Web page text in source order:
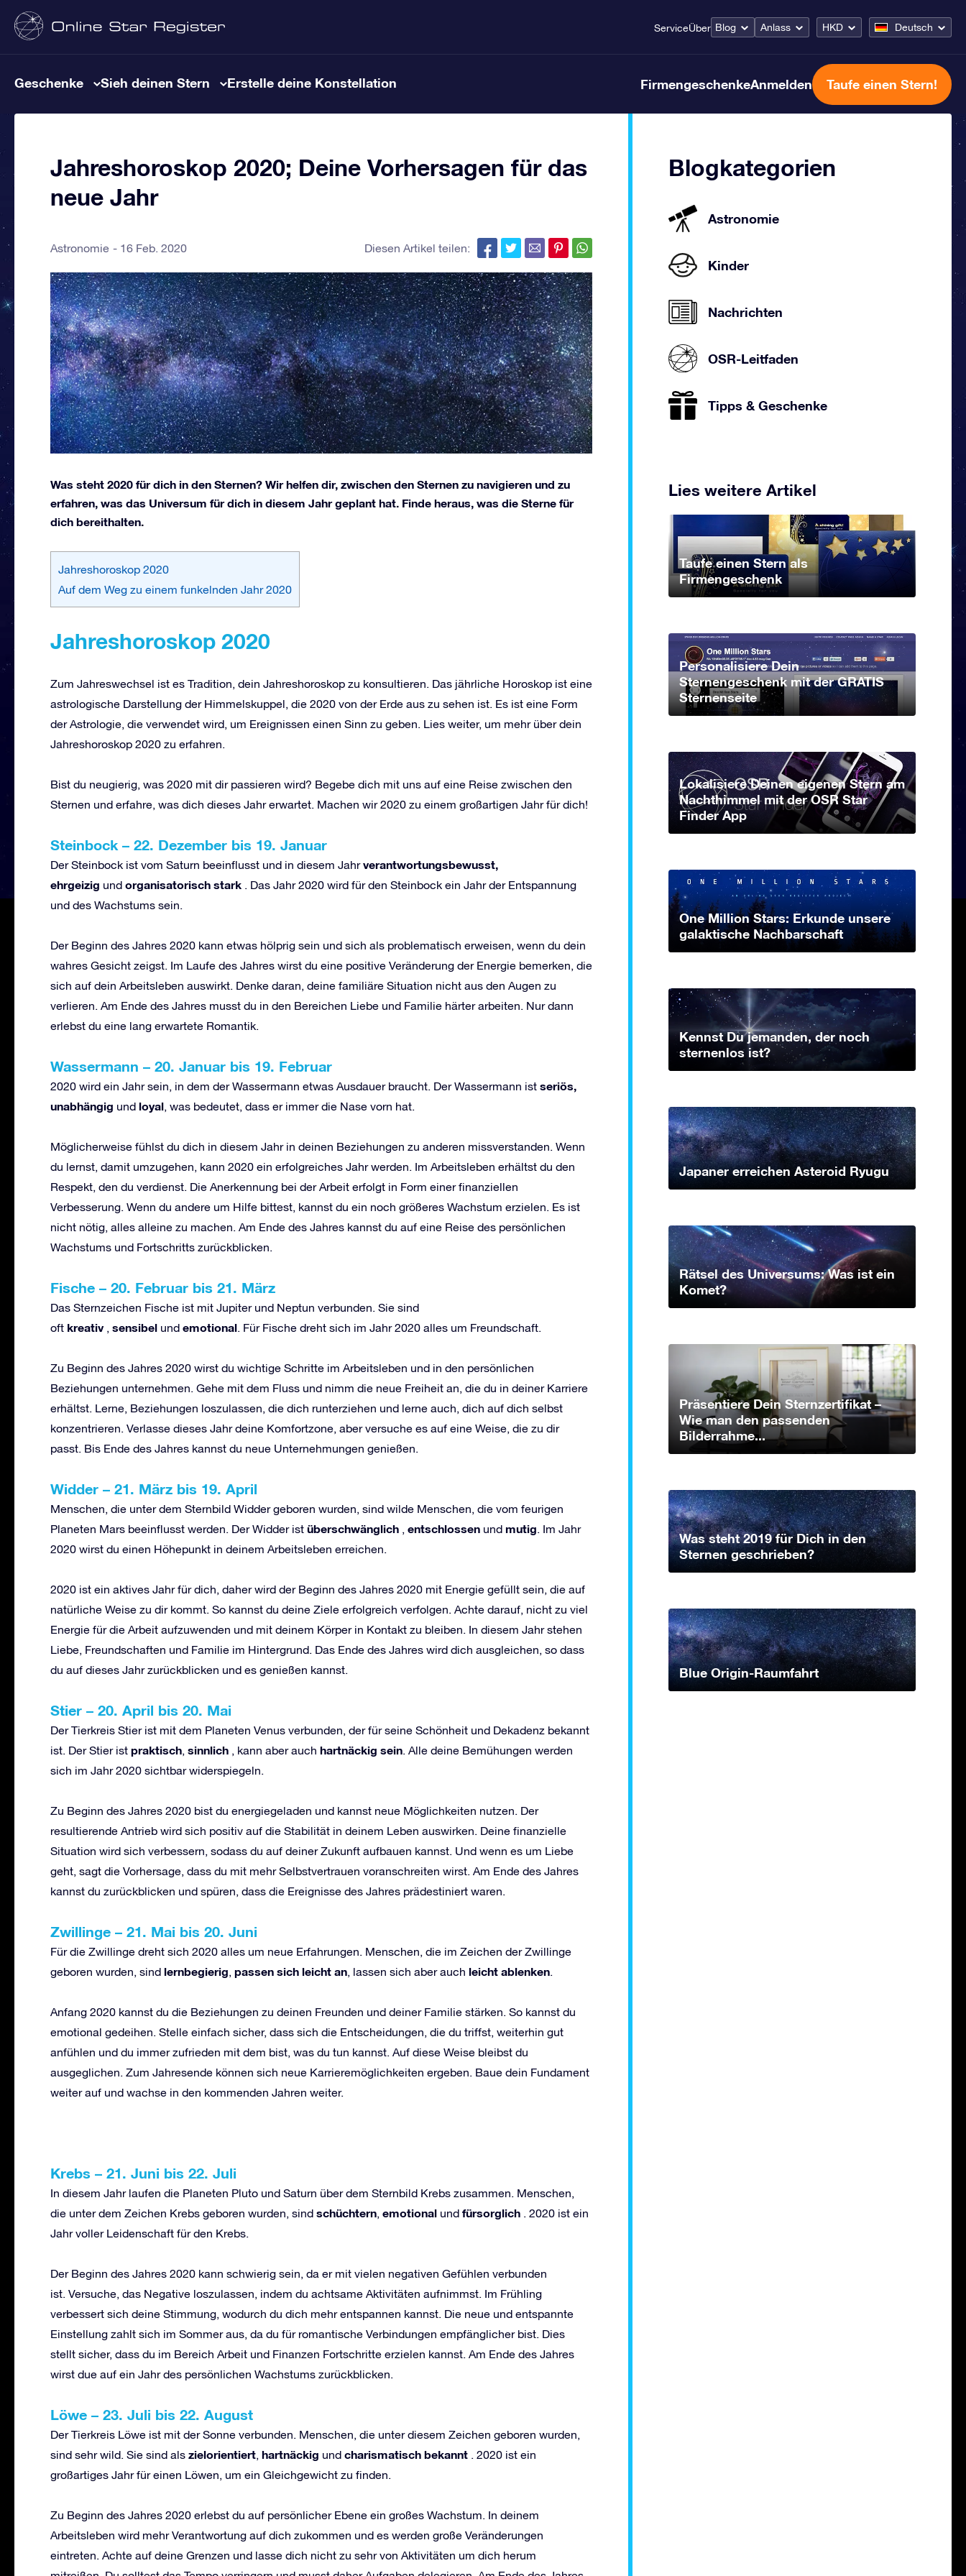
ServiceÜber Blog Anlass HKD Deutsch
Geschenke Sieh deinen Stern Erstelle deine Konstellation FirmengeschenkeAnmelden Taufe einen Stern!
Jahreshoroskop 2020; Deine Vorhersagen für das
neue Jahr
Astronomie 16 Feb. 2020 Diesen Artikel teilen:
Was steht 2020 für dich in den Sternen? Wir helfen dir, zwischen den Sternen zu navigieren und zu
erfahren, was das Universum für dich in diesem Jahr geplant hat. Finde heraus, was die Sterne für
dich bereithalten.
Jahreshoroskop 2020
Auf dem Weg zu einem funkelnden Jahr 2020
Jahreshoroskop 2020
Zum Jahreswechsel ist es Tradition, dein Jahreshoroskop zu konsultieren. Das jährliche Horoskop ist eine
astrologische Darstellung der Himmelskuppel, die 2020 von der Erde aus zu sehen ist. Es ist eine Form
der Astrologie, die verwendet wird, um Ereignissen einen Sinn zu geben. Lies weiter, um mehr über dein
Jahreshoroskop 2020 zu erfahren.
Bist du neugierig, was 2020 mit dir passieren wird? Begebe dich mit uns auf eine Reise zwischen den
Sternen und erfahre, was dich dieses Jahr erwartet. Machen wir 2020 zu einem großartigen Jahr für dich!
Steinbock – 22. Dezember bis 19. Januar
Der Steinbock ist vom Saturn beeinflusst und in diesem Jahrverantwortungsbewusst,
ehrgeizig und organisatorisch stark . Das Jahr 2020 wird für den Steinbock ein Jahr der Entspannung
und des Wachstums sein.
Der Beginn des Jahres 2020 kann etwas hölprig sein und sich als problematisch erweisen, wenn du dein
wahres Gesicht zeigst. Im Laufe des Jahres wirst du eine positive Veränderung der Energie bemerken, die
sich auf dein Arbeitsleben auswirkt. Denke daran, deine familiäre Situation nicht aus den Augen zu
verlieren. Am Ende des Jahres musst du in den Bereichen Liebe und Familie härter arbeiten. Nur dann
erlebst du eine lang erwartete Romantik.
Wassermann – 20. Januar bis 19. Februar
2020 wird ein Jahr sein, in dem der Wassermann etwas Ausdauer braucht. Der Wassermann ist seriös,
unabhängig und loyal, was bedeutet, dass er immer die Nase vorn hat.
Möglicherweise fühlst du dich in diesem Jahr in deinen Beziehungen zu anderen missverstanden. Wenn
du lernst, damit umzugehen, kann 2020 ein erfolgreiches Jahr werden. Im Arbeitsleben erhältst du den
Respekt, den du verdienst. Die Anerkennung bei der Arbeit erfolgt in Form einer finanziellen
Verbesserung. Wenn du andere um Hilfe bittest, kannst du ein noch größeres Wachstum erzielen. Es ist
nicht nötig, alles alleine zu machen. Am Ende des Jahres kannst du auf eine Reise des persönlichen
Wachstums und Fortschritts zurückblicken.
Fische – 20. Februar bis 21. März
Das Sternzeichen Fische ist mit Jupiter und Neptun verbunden. Sie sind
oft kreativ , sensibel und emotional. Für Fische dreht sich im Jahr 2020 alles um Freundschaft.
Zu Beginn des Jahres 2020 wirst du wichtige Schritte im Arbeitsleben und in den persönlichen
Beziehungen unternehmen. Gehe mit dem Fluss und nimm die neue Freiheit an, die du in deiner Karriere
erhältst. Lerne, Beziehungen loszulassen, die dich runterziehen und lerne auch, dich auf dich selbst
konzentrieren. Verlasse dieses Jahr deine Komfortzone, aber versuche es auf eine Weise, die zu dir
passt. Bis Ende des Jahres kannst du neue Unternehmungen genießen.
Widder – 21. März bis 19. April
Menschen, die unter dem Sternbild Widder geboren wurden, sind wilde Menschen, die vom feurigen
Planeten Mars beeinflusst werden. Der Widder ist überschwänglich , entschlossen und mutig. Im Jahr
2020 wirst du einen Höhepunkt in deinem Arbeitsleben erreichen.
2020 ist ein aktives Jahr für dich, daher wird der Beginn des Jahres 2020 mit Energie gefüllt sein, die auf
natürliche Weise zu dir kommt. So kannst du deine Ziele erfolgreich verfolgen. Achte darauf, nicht zu viel
Energie für die Arbeit aufzuwenden und mit deinem Körper in Kontakt zu bleiben. In diesem Jahr stehen
Liebe, Freundschaften und Familie im Hintergrund. Das Ende des Jahres wird dich ausgleichen, so dass
du auf dieses Jahr zurückblicken und es genießen kannst.
Stier – 20. April bis 20. Mai
Der Tierkreis Stier ist mit dem Planeten Venus verbunden, der für seine Schönheit und Dekadenz bekannt
ist. Der Stier ist praktisch, sinnlich , kann aber auch hartnäckig sein. Alle deine Bemühungen werden
sich im Jahr 2020 sichtbar widerspiegeln.
Zu Beginn des Jahres 2020 bist du energiegeladen und kannst neue Möglichkeiten nutzen. Der
resultierende Antrieb wird sich positiv auf die Stabilität in deinem Leben auswirken. Deine finanzielle
Situation wird sich verbessern, sodass du auf deiner Zukunft aufbauen kannst. Und wenn es um Liebe
geht, sagt die Vorhersage, dass du mit mehr Selbstvertrauen voranschreiten wirst. Am Ende des Jahres
kannst du zurückblicken und spüren, dass die Ereignisse des Jahres prädestiniert waren.
Zwillinge – 21. Mai bis 20. Juni
Für die Zwillinge dreht sich 2020 alles um neue Erfahrungen. Menschen, die im Zeichen der Zwillinge
geboren wurden, sind lernbegierig, passen sich leicht an, lassen sich aber auch leicht ablenken.
Anfang 2020 kannst du die Beziehungen zu deinen Freunden und deiner Familie stärken. So kannst du
emotional gedeihen. Stelle einfach sicher, dass sich die Entscheidungen, die du triffst, weiterhin gut
anfühlen und du immer zufrieden mit dem bist, was du tun kannst. Auf diese Weise bleibst du
ausgeglichen. Zum Jahresende können sich neue Karrieremöglichkeiten ergeben. Baue dein Fundament
weiter auf und wachse in den kommenden Jahren weiter.
Krebs – 21. Juni bis 22. Juli
In diesem Jahr laufen die Planeten Pluto und Saturn über dem Sternbild Krebs zusammen. Menschen,
die unter dem Zeichen Krebs geboren wurden, sind schüchtern, emotional und fürsorglich . 2020 ist ein
Jahr voller Leidenschaft für den Krebs.
Der Beginn des Jahres 2020 kann schwierig sein, da er mit vielen negativen Gefühlen verbunden
ist. Versuche, das Negative loszulassen, indem du achtsame Aktivitäten aufnimmst. Im Frühling
verbessert sich deine Stimmung, wodurch du dich mehr entspannen kannst. Die neue und entspannte
Einstellung zahlt sich im Sommer aus, da du für romantische Verbindungen empfänglicher bist. Dies
stellt sicher, dass du im Bereich Arbeit und Finanzen Fortschritte erzielen kannst. Am Ende des Jahres
wirst due auf ein Jahr des persönlichen Wachstums zurückblicken.
Löwe – 23. Juli bis 22. August
Der Tierkreis Löwe ist mit der Sonne verbunden. Menschen, die unter diesem Zeichen geboren wurden,
sind sehr wild. Sie sind als zielorientiert, hartnäckig und charismatisch bekannt . 2020 ist ein
großartiges Jahr für einen Löwen, um ein Gleichgewicht zu finden.
Zu Beginn des Jahres 2020 erlebst du auf persönlicher Ebene ein großes Wachstum. In deinem
Arbeitsleben wird mehr Verantwortung auf dich zukommen und es werden große Veränderungen
eintreten. Achte auf deine Grenzen und lasse dich nicht zu sehr von Aktivitäten um dich herum
Blogkategorien
Astronomie
Kinder
Nachrichten
OSR-Leitfaden
Tipps & Geschenke
Lies weitere Artikel
Taufe einen Stern als
Firmengeschenk
Personalisiere Dein
Sternengeschenk mit der GRATIS
Sternenseite
Lokalisiere Deinen eigenen Stern am
Nachthimmel mit der OSR Star
Finder App
One Million Stars: Erkunde unsere
galaktische Nachbarschaft
Kennst Du jemanden, der noch
sternenlos ist?
Japaner erreichen Asteroid Ryugu
Rätsel des Universums: Was ist ein
Komet?
Präsentiere Dein Sternzertifikat –
Wie man den passenden
Bilderrahme...
Was steht 2019 für Dich in den
Sternen geschrieben?
Blue Origin-Raumfahrt